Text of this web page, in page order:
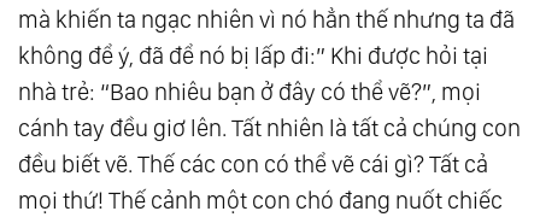
mà khiến ta ngạc nhiên vì nó hẳn thế nhưng ta đã
không để ý, đã để nó bị lấp đi:” Khi được hỏi tại
nhà trẻ: “Bao nhiêu bạn ở đây có thể vẽ?”, mọi
cánh tay đều giơ lên. Tất nhiên là tất cả chúng con
đều biết vẽ. Thế các con có thể vẽ cái gì? Tất cả
mọi thứ! Thế cảnh một con chó đang nuốt chiếc